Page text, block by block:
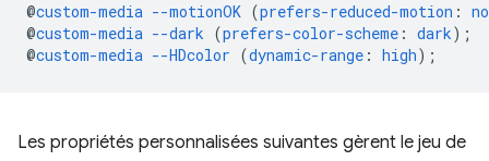
@custom-media --motionOK (prefers-reduced-motion :
@custom-media --dark (prefers-color-scheme : dark) ;
@custom-media --HDcolor (dynamic-range : high) ;
Les propriétés personnalisées suivantes gèrent le jeu de